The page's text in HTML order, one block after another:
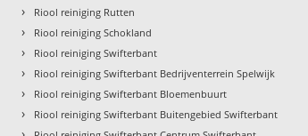
› Riool reiniging Rutten
› Riool reiniging Schokland
› Riool reiniging Swifterbant
› Riool reiniging Swifterbant Bedrijventerrein Spelwijk
› Riool reiniging Swifterbant Bloemenbuurt
› Riool reiniging Swifterbant Buitengebied Swifterbant